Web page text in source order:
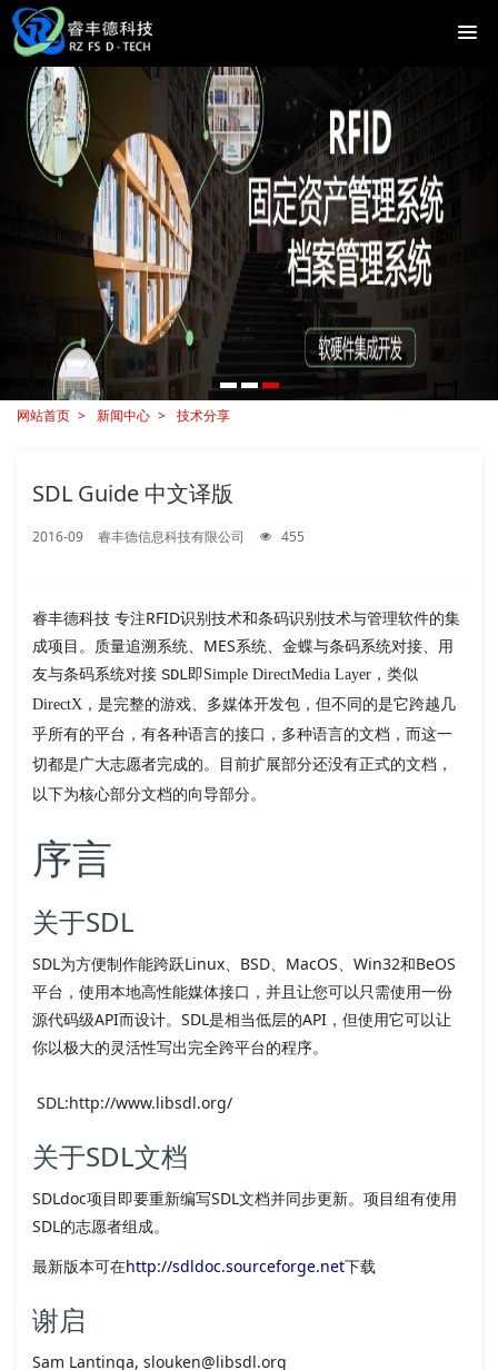
网站首页 新闻中心 技术分享
SDL Guide 中文译版
2016-09 睿丰德信息科技有限公司 455
睿丰德科技 专注RFID识别技术和条码识别技术与管理软件的集
成项目。质量追溯系统、MES系统、金蝶与条码系统对接、用
友与条码系统对接SDL即Simple DirectMedia Layer，类似
DirectX，是完整的游戏、多媒体开发包，但不同的是它跨越几
乎所有的平台，有各种语言的接口，多种语言的文档，而这一
切都是广大志愿者完成的。目前扩展部分还没有正式的文档，
以下为核心部分文档的向导部分。
序言
关于SDL
SDL为方便制作能跨跃Linux、BSD、MacOS、Win32和BeOS
平台，使用本地高性能媒体接口，并且让您可以只需使用一份
源代码级API而设计。SDL是相当低层的API，但使用它可以让
你以极大的灵活性写出完全跨平台的程序。
SDL:http://www.libsdl.org/
关于SDL文档
SDLdoc项目即要重新编写SDL文档并同步更新。项目组有使用
SDL的志愿者组成。
最新版本可在http://sdldoc.sourceforge.net下载
谢启
Sam Lantinga, slouken@libsdl.org